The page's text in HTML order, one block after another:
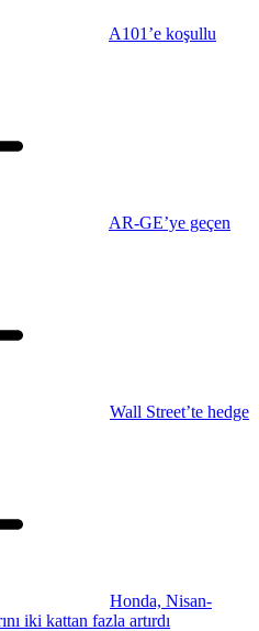
A101’e koşullu
AR-GE’ye geçen
Wall Street’te hedge
Honda, Nisan-
iki kattan fazla artırdı